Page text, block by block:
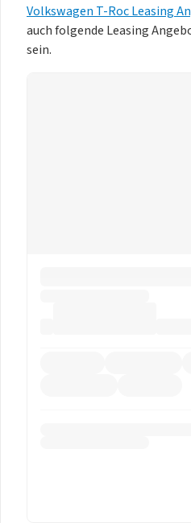
Volkswagen T-Roc Leasing
auch folgende Leasing
sein.